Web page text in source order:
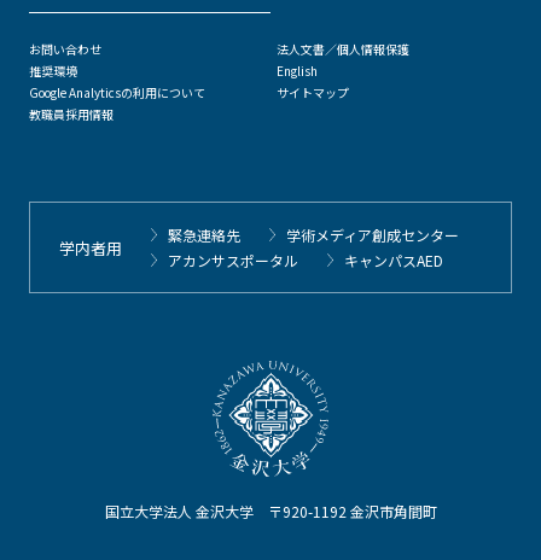
国立大学法人 金沢大学 〒920-1192 金沢市角間町
お問い合わせ
推奨環境
Google Analyticsの利用について
教職員採用情報
法人文書／個人情報保護
English
サイトマップ
学内者用
緊急連絡先
学術メディア創成センター
アカンサスポータル
キャンパスAED